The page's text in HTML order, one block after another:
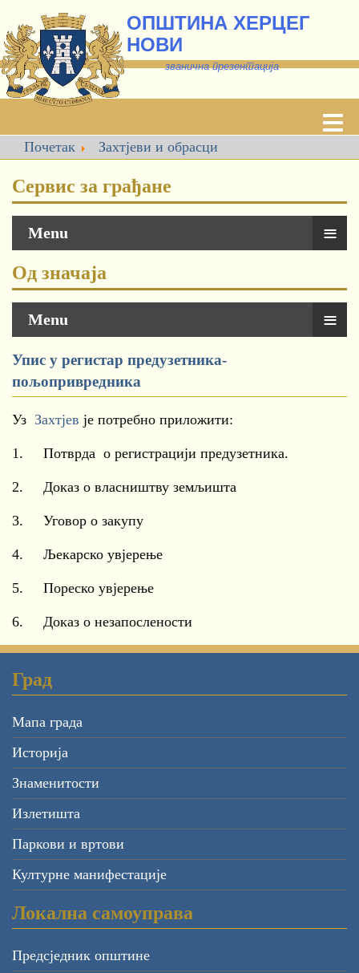
ОПШТИНА ХЕРЦЕГ
НОВИ
званична презентација
Почетак Захтјеви и обрасци
Сервис за грађане
Menu ≡
Од значаја
Menu ≡
Упис у регистар предузетника-
пољопривредника
Уз Захтјев је потребно приложити:
1. Потврда о регистрацији предузетника.
2. Доказ о власништву земљишта
3. Уговор о закупу
4. Љекарско увјерење
5. Пореско увјерење
6. Доказ о незапослености
Град
Мапа града
Историја
Знаменитости
Излетишта
Паркови и вртови
Културне манифестације
Локална самоуправа
Предсједник општине